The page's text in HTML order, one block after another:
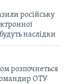
російську
наслідки
розпочнеться
ОТУ